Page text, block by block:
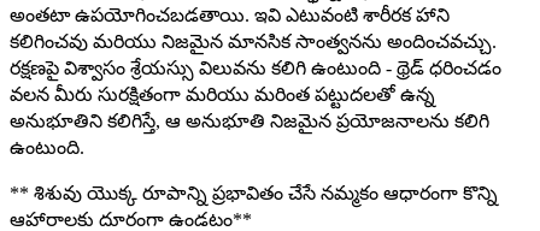
అంతటా ఉపయోగించబడతాయి. ఇవి ఎటువంటి శారీరక హాని
కలిగించవు మరియు నిజమైన మానసిక సాంత్వనను అందించవచ్చు.
రక్షణపై విశ్వాసం శ్రేయస్సు విలువను కలిగి ఉంటుంది - థ్రెడ్ ధరించడం
వలన మీరు సురక్షితంగా మరియు మరింత పట్టుదలతో ఉన్న
అనుభూతిని కలిగిస్తే, ఆ అనుభూతి నిజమైన ప్రయోజనాలను కలిగి
ఉంటుంది.
** శిశువు యొక్క రూపాన్ని ప్రభావితం చేసే నమ్మకం ఆధారంగా కొన్ని
ఆహారాలకు దూరంగా ఉండటం**